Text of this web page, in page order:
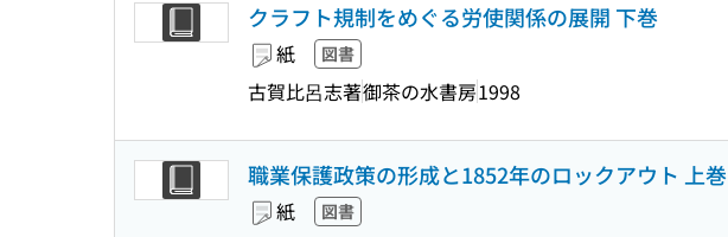
クラフト規制をめぐる労使関係の展開 下巻
紙 図書
古賀比呂志著御茶の水書房1998
職業保護政策の形成と1852年のロックアウト 上巻
紙 図書